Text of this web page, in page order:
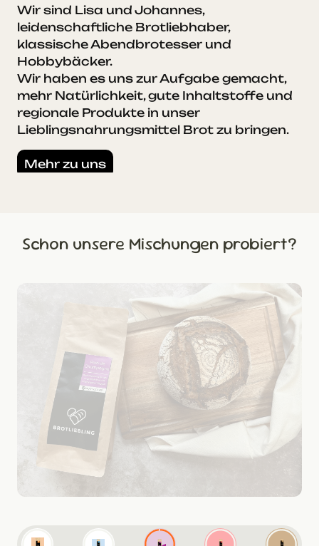
Wir sind Lisa und Johannes,
leidenschaftliche Brotliebhaber,
klassische Abendbrotesser und
Hobbybäcker.
Wir haben es uns zur Aufgabe gemacht,
mehr Natürlichkeit, gute Inhaltstoffe und
regionale Produkte in unser
Lieblingsnahrungsmittel Brot zu bringen.
Mehr zu uns
Schon unsere Mischungen probiert?